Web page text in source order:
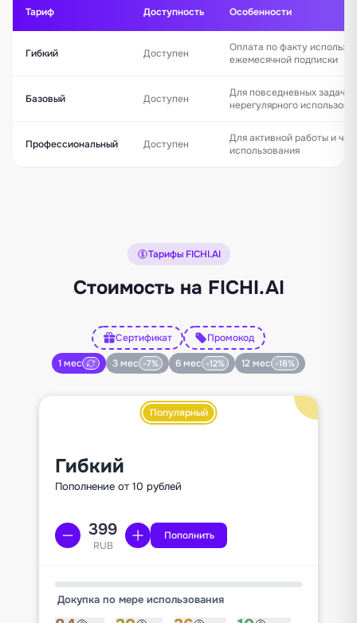
Тариф Доступность Особенности
Гибкий Доступен
Оплата по факту
ежемесячной подписки
Базовый Доступен
Для повседневных задач и
нерегулярного
Профессиональный Доступен
Для активной работы и
использования
Тарифы FICHI.AI
Стоимость на FICHI.AI
Сертификат
1 мес
3 мес -7% 6 мес -12% 12 мес -18%
Промокод
Популярный
Гибкий
Пополнение от 10 рублей
RUB
Пополнить
Докупка по мере использования